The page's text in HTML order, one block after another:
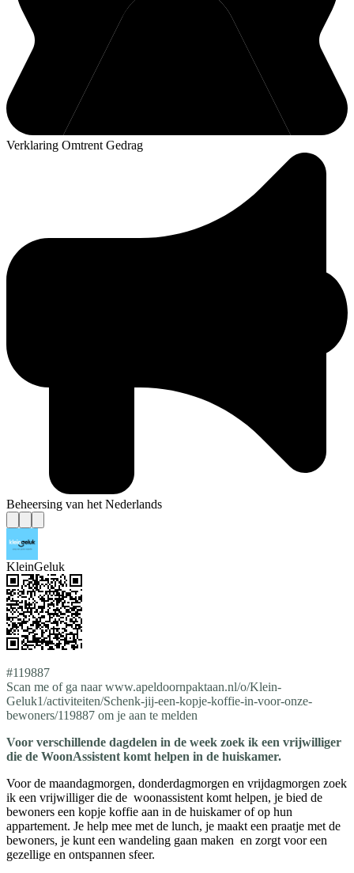
Verklaring Omtrent Gedrag
Beheersing van het Nederlands
KleinGeluk
#119887
Scan me of ga naar www.apeldoornpaktaan.nl/o/Klein-
Geluk1/activiteiten/Schenk-jij-een-kopje-koffie-in-voor-onze-
bewoners/119887 om je aan te melden
Voor verschillende dagdelen in de week zoek ik een vrijwilliger
die de WoonAssistent komt helpen in de huiskamer.
Voor de maandagmorgen, donderdagmorgen en vrijdagmorgen zoek
ik een vrijwilliger die de woonassistent komt helpen, je bied de
bewoners een kopje koffie aan in de huiskamer of op hun
appartement. Je help mee met de lunch, je maakt een praatje met de
bewoners, je kunt een wandeling gaan maken en zorgt voor een
gezellige en ontspannen sfeer.